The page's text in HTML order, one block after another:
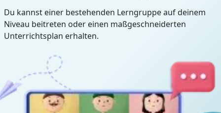
Du kannst einer bestehenden Lerngruppe auf deinem
Niveau beitreten oder einen maßgeschneiderten
Unterrichtsplan erhalten.